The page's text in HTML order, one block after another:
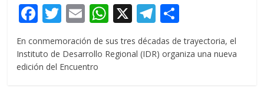
F
e
b
T
itt
er
E
m
ai
l
W
at
X T
el
e
o
m
En conmemoración de sus tres décadas de trayectoria, el
Instituto de Desarrollo Regional (IDR) organiza una nueva
edición del Encuentro